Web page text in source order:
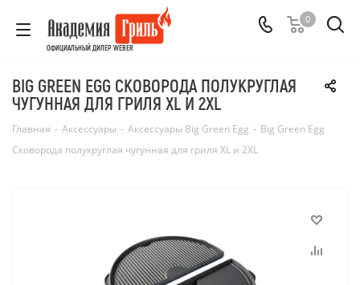
ОФИЦИАЛЬНЫЙ ДИЛЕР WEBER
0
BIG GREEN EGG СКОВОРОДА ПОЛУКРУГЛАЯ
ЧУГУННАЯ ДЛЯ ГРИЛЯ ХL И 2XL
Главная - Аксессуары - Аксессуары Big Green Egg - Big Green Egg
Сковорода полукруглая чугунная для гриля ХL и 2XL